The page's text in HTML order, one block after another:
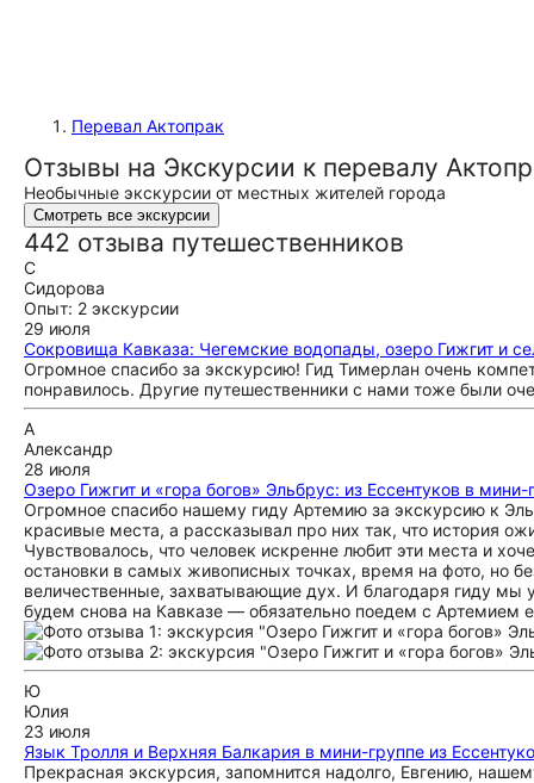
Перевал Актопрак
Отзывы на Экскурсии к перевалу
Необычные экскурсии от местных жителей города
Смотреть все экскурсии
442 отзыва путешественников
С
Сидорова
Опыт: 2 экскурсии
29 июля
Сокровища Кавказа: Чегемские водопады, озеро Гижгит и
Огромное спасибо за экскурсию! Гид Тимерлан очень
понравилось. Другие путешественники с нами тоже были
А
Александр
28 июля
Озеро Гижгит и «гора богов» Эльбрус: из Ессентуков в мини-
Огромное спасибо нашему гиду Артемию за экскурсию к
красивые места, а рассказывал про них так, что история
Чувствовалось, что человек искренне любит эти места и
остановки в самых живописных точках, время на фото, но
величественные, захватывающие дух. И благодаря гиду
будем снова на Кавказе — обязательно поедем с
Ю
Юлия
23 июля
Язык Тролля и Верхняя Балкария в мини-группе из
Прекрасная экскурсия, запомнится надолго, Евгению,